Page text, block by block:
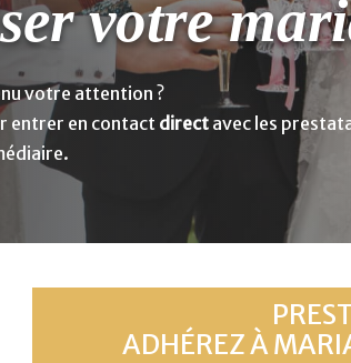
votre
votre attention ?
entrer en contact direct avec les
ADHÉREZ À